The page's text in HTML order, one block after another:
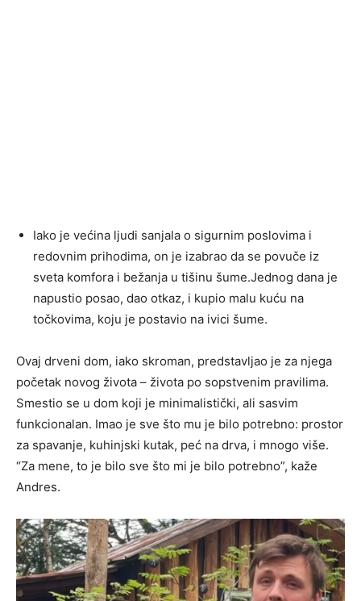
Iako je većina ljudi sanjala o sigurnim poslovima i
redovnim prihodima, on je izabrao da se povuče iz
sveta komfora i bežanja u tišinu šume.Jednog dana je
napustio posao, dao otkaz, i kupio malu kuću na
točkovima, koju je postavio na ivici šume.
Ovaj drveni dom, iako skroman, predstavljao je za njega
početak novog života – života po sopstvenim pravilima.
Smestio se u dom koji je minimalistički, ali sasvim
funkcionalan. Imao je sve što mu je bilo potrebno: prostor
za spavanje, kuhinjski kutak, peć na drva, i mnogo više.
“Za mene, to je bilo sve što mi je bilo potrebno”, kaže
Andres.